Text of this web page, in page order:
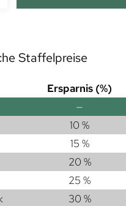
Staffelpreise
Ersparnis (%)
—
10 %
15 %
20 %
25 %
30 %